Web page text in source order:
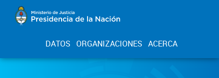
DATOS ORGANIZACIONES ACERCA